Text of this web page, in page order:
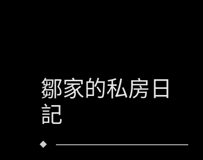
鄒家的私房日
記